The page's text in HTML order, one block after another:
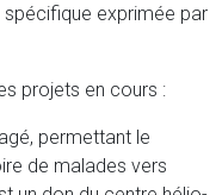
exprimée par
projets en cours :
permettant le
de malades vers